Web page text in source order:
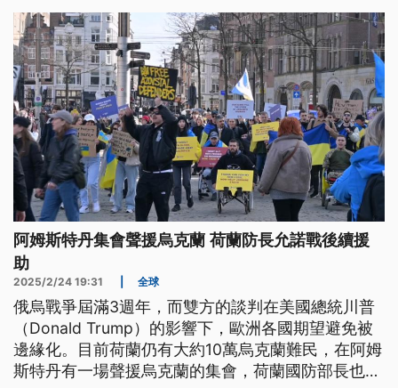
阿姆斯特丹集會聲援烏克蘭 荷蘭防長允諾戰後續援
助
2025/2/24 19:31 全球
俄烏戰爭屆滿3週年，而雙方的談判在美國總統川普
（Donald Trump）的影響下，歐洲各國期望避免被
邊緣化。目前荷蘭仍有大約10萬烏克蘭難民，在阿姆
斯特丹有一場聲援烏克蘭的集會，荷蘭國防部長也親